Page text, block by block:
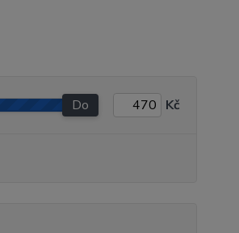
Do Kč